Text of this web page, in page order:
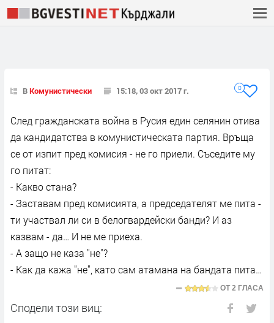
ВКомунистически 15:18, 03 окт 2017 г. 0
След гражданската война в Русия един селянин отива
да кандидатства в комунистическата партия. Връща
се от изпит пред комисия - не го приели. Съседите му
го питат:
- Какво стана?
- Заставам пред комисията, а председателят ме пита -
ти участвал ли си в белогвардейски банди? И аз
казвам - да… И не ме приеха.
- А защо не каза "не"?
- Как да кажа "не", като сам атамана на бандата пита…
ОТ2 ГЛАСА
Сподели този виц: